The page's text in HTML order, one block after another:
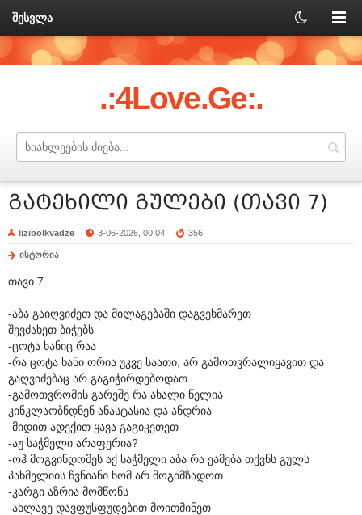
შესვლა
.:4Love.Ge:.
გატეხილი გულები (თავი 7)
lizibolkvadze 3-06-2026, 00:04 356
ისტორია
თავი 7
-აბა გაიღვიძეთ და მილაგებაში დაგვეხმარეთ
შევძახეთ ბიჭებს
-ცოტა ხანიც რაა
-რა ცოტა ხანი ორია უკვე საათი, არ გამოთვრალიყავით და
გაღვიძებაც არ გაგიჭირდებოდათ
-გამოთვრომის გარეშე რა ახალი წელია
კინკლაობნდნენ ანასტასია და ანდრია
-მიდით ადექით ყავა გაგიკეთეთ
-აუ საჭმელი არაფერია?
-ოჰ მოგვინდომეს აქ საჭმელი აბა რა ეამება თქვნს გულს
პახმელიის წვნიანი ხომ არ მოგიმზადოთ
-კარგი აზრია მომწონს
-ახლავე დავფუსფუდებით მოითმინეთ